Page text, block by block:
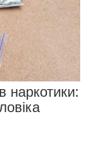
наркотики: